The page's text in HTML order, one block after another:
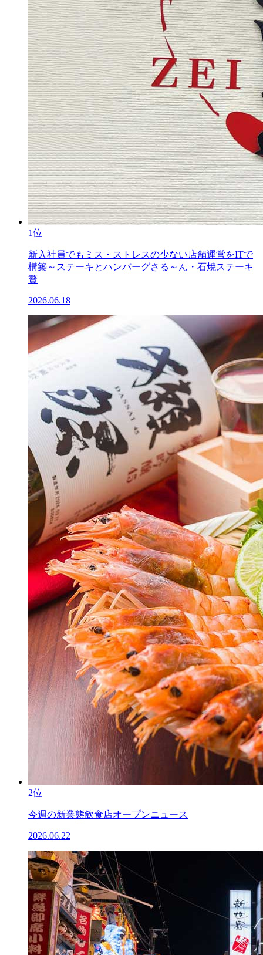
1位
新入社員でもミス・ストレスの少ない店舗運営をITで
構築～ステーキとハンバーグさる～ん・石焼ステーキ
贅
2026.06.18
2位
今週の新業態飲食店オープンニュース
2026.06.22